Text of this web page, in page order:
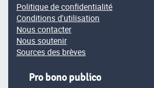
Politique de confidentialité
Conditions d'utilisation
Nous contacter
Nous soutenir
Sources des brèves
Pro bono publico